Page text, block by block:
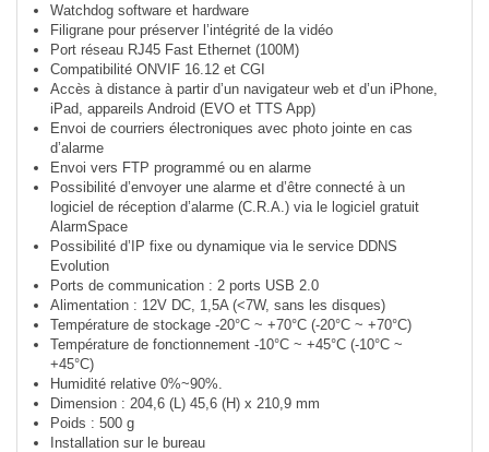
Watchdog software et hardware
Filigrane pour préserver l’intégrité de la vidéo
Port réseau RJ45 Fast Ethernet (100M)
Compatibilité ONVIF 16.12 et CGI
Accès à distance à partir d’un navigateur web et d’un iPhone,
iPad, appareils Android (EVO et TTS App)
Envoi de courriers électroniques avec photo jointe en cas
d’alarme
Envoi vers FTP programmé ou en alarme
Possibilité d’envoyer une alarme et d’être connecté à un
logiciel de réception d’alarme (C.R.A.) via le logiciel gratuit
AlarmSpace
Possibilité d’IP fixe ou dynamique via le service DDNS
Evolution
Ports de communication : 2 ports USB 2.0
Alimentation : 12V DC, 1,5A (<7W, sans les disques)
Température de stockage -20°C ~ +70°C (-20°C ~ +70°C)
Température de fonctionnement -10°C ~ +45°C (-10°C ~
+45°C)
Humidité relative 0%~90%.
Dimension : 204,6 (L) 45,6 (H) x 210,9 mm
Poids : 500 g
Installation sur le bureau